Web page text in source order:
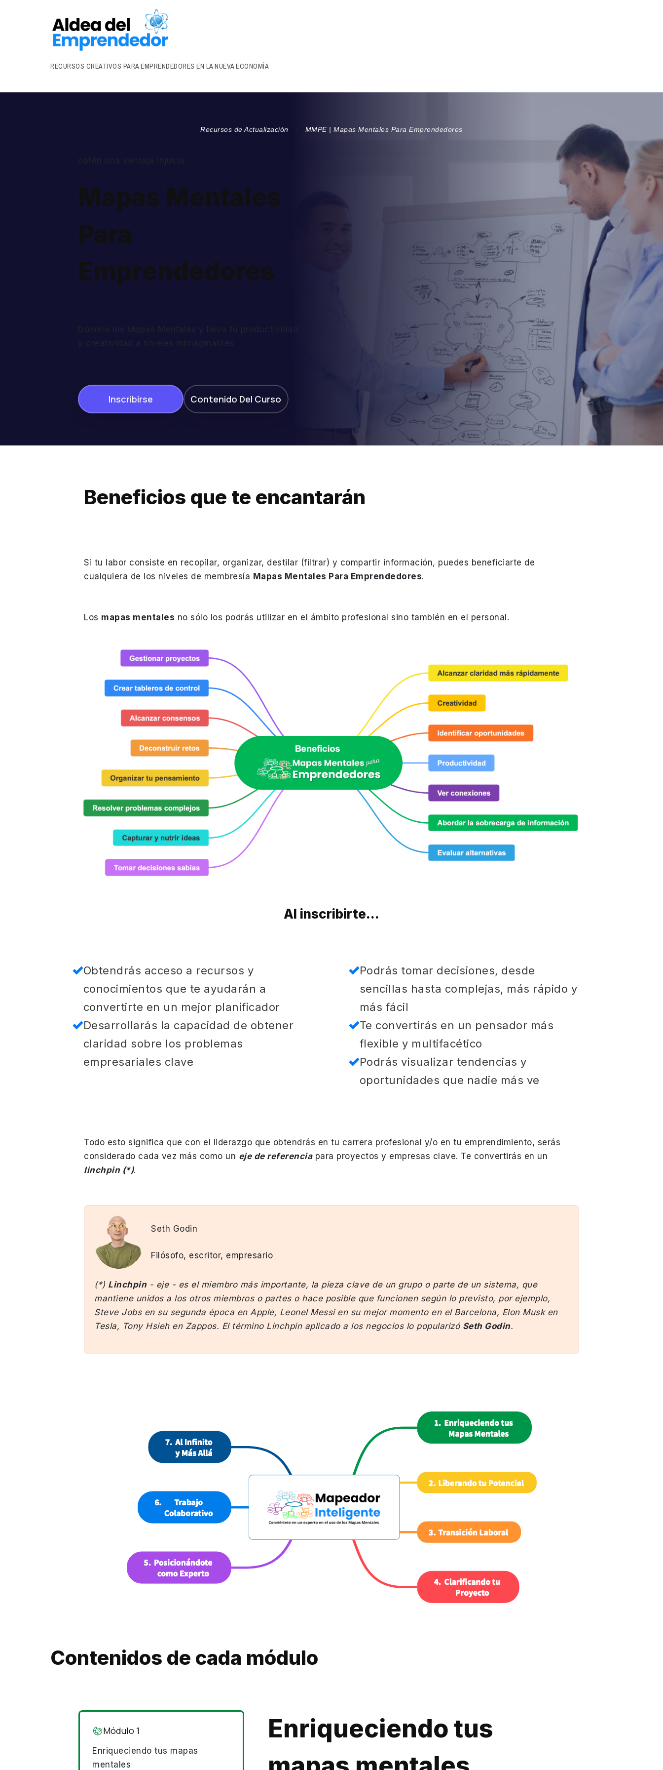
RECURSOS CREATIVOS PARA EMPRENDEDORES EN LA NUEVA ECONOMÍA
Recursos de Actualización MMPE | Mapas Mentales Para Emprendedores
Mapas Mentales
Para
Emprendedores
Inscribirse Contenido Del Curso
Beneficios que te encantarán
Si tu labor consiste en recopilar, organizar, destilar (filtrar) y compartir información, puedes beneficiarte de
cualquiera de los niveles de membresía Mapas Mentales Para Emprendedores.
Los mapas mentales no sólo los podrás utilizar en el ámbito profesional sino también en el personal.
Al inscribirte...
Obtendrás acceso a recursos y
conocimientos que te ayudarán a
convertirte en un mejor planificador
Desarrollarás la capacidad de obtener
claridad sobre los problemas
empresariales clave
Podrás tomar decisiones, desde
sencillas hasta complejas, más rápido y
más fácil
Te convertirás en un pensador más
flexible y multifacético
Podrás visualizar tendencias y
oportunidades que nadie más ve
Todo esto significa que con el liderazgo que obtendrás en tu carrera profesional y/o en tu emprendimiento, serás
considerado cada vez más como un eje de referenciapara proyectos y empresas clave. Te convertirás en un
linchpin (*).
(*) Linchpin - eje - es el miembro más importante, la pieza clave de un grupo o parte de un sistema, que
mantiene unidos a los otros miembros o partes o hace posible que funcionen según lo previsto, por ejemplo,
Steve Jobs en su segunda época en Apple, Leonel Messi en su mejor momento en el Barcelona, Elon Musk en
Tesla, Tony Hsieh en Zappos. El término Linchpin aplicado a los negocios lo popularizó Seth Godin.
Seth Godin
Filósofo, escritor, empresario
Contenidos de cada módulo
Módulo 1
Enriqueciendo tus mapas
mentales
Enriqueciendo tus